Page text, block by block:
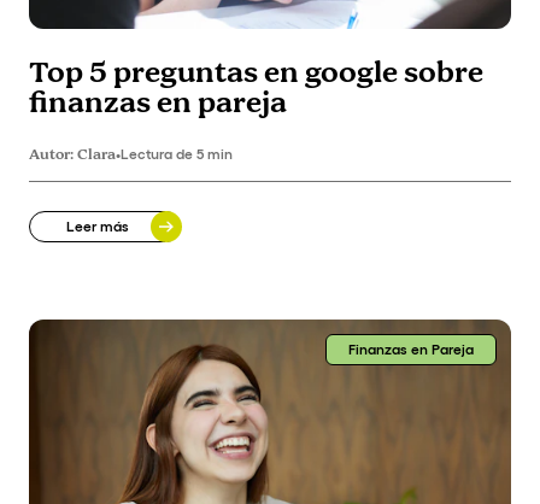
Top 5 preguntas en google sobre
finanzas en pareja
Autor:Clara•Lectura de 5 min
Leer más
Finanzas en Pareja